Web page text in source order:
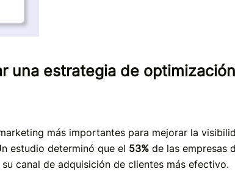
una estrategia de
más importantes para mejorar la
estudio determinó que el 53% de las empresas
canal de adquisición de clientes más efectivo.